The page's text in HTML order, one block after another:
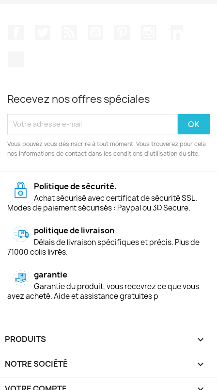
Recevez nos offres spéciales
Vous pouvez vous désinscrire à tout moment. Vous trouverez pour cela
nos informations de contact dans les conditions d'utilisation du site.
Politique de sécurité.
Achat sécurisé avec certificat de sécurité SSL.
Modes de paiement sécurisés : Paypal ou 3D Secure.
politique de livraison
Délais de livraison spécifiques et précis. Plus de
71000 colis livrés.
garantie
Garantie du produit, vous recevrez ce que vous
avez acheté. Aide et assistance gratuites p
PRODUITS 
NOTRE SOCIÉTÉ 